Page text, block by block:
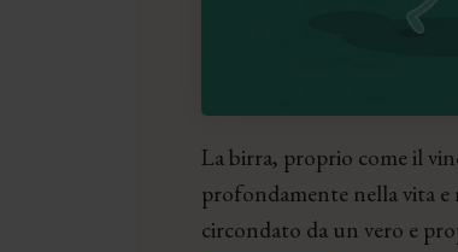
La birra, proprio come il
profondamente nella vita e
circondato da un vero e